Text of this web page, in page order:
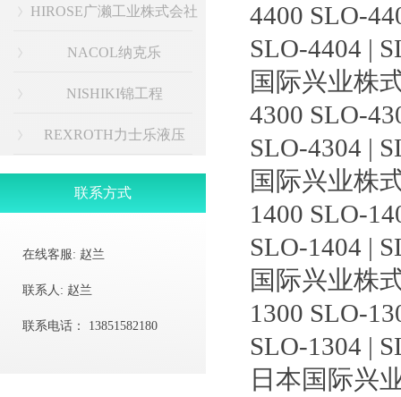
HIROSE广濑工业株式会社
NACOL纳克乐
NISHIKI锦工程
REXROTH力士乐液压
联系方式
在线客服: 赵兰
联系人: 赵兰
联系电话： 13851582180
4400 SLO-
SLO-4404 |
国际兴业株
4300 SLO-
SLO-4304 |
国际兴业株
1400 SLO-
SLO-1404 |
国际兴业株
1300 SLO-
SLO-1304 |
日本国际兴